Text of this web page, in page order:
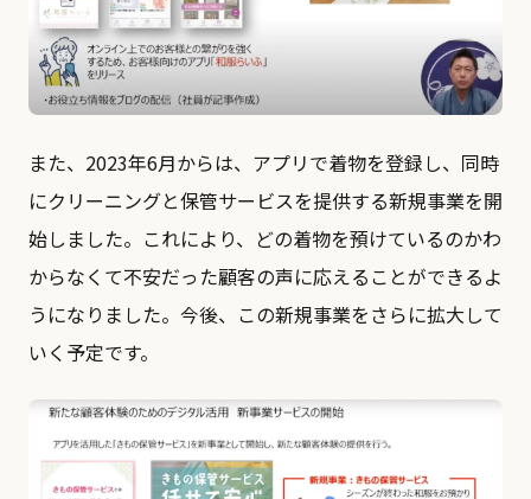
また、2023年6月からは、アプリで着物を登録し、同時
にクリーニングと保管サービスを提供する新規事業を開
始しました。これにより、どの着物を預けているのかわ
からなくて不安だった顧客の声に応えることができるよ
うになりました。今後、この新規事業をさらに拡大して
いく予定です。